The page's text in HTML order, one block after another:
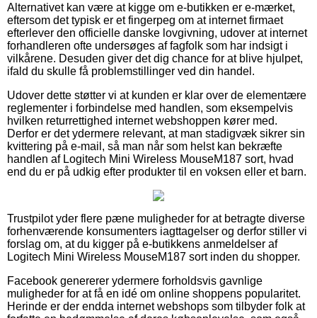
Alternativet kan være at kigge om e-butikken er e-mærket,
eftersom det typisk er et fingerpeg om at internet firmaet
efterlever den officielle danske lovgivning, udover at internet
forhandleren ofte undersøges af fagfolk som har indsigt i
vilkårene. Desuden giver det dig chance for at blive hjulpet,
ifald du skulle få problemstillinger ved din handel.
Udover dette støtter vi at kunden er klar over de elementære
reglementer i forbindelse med handlen, som eksempelvis
hvilken returrettighed internet webshoppen kører med.
Derfor er det ydermere relevant, at man stadigvæk sikrer sin
kvittering på e-mail, så man når som helst kan bekræfte
handlen af Logitech Mini Wireless MouseM187 sort, hvad
end du er på udkig efter produkter til en voksen eller et barn.
Trustpilot yder flere pæne muligheder for at betragte diverse
forhenværende konsumenters iagttagelser og derfor stiller vi
forslag om, at du kigger på e-butikkens anmeldelser af
Logitech Mini Wireless MouseM187 sort inden du shopper.
Facebook genererer ydermere forholdsvis gavnlige
muligheder for at få en idé om online shoppens popularitet.
Herinde er der endda internet webshops som tilbyder folk at